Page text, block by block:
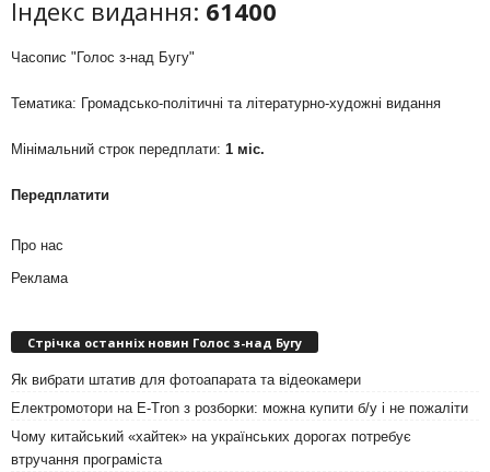
Індекс видання: 61400
Часопис "Голос з-над Бугу"
Тематика: Громадсько-політичні та літературно-художні видання
Мінімальний строк передплати: 1 міс.
Передплатити
Про нас
Реклама
Стрічка останніх новин Голос з-над Бугу
Як вибрати штатив для фотоапарата та відеокамери
Електромотори на E-Tron з розборки: можна купити б/у і не пожаліти
Чому китайський «хайтек» на українських дорогах потребує
втручання програміста